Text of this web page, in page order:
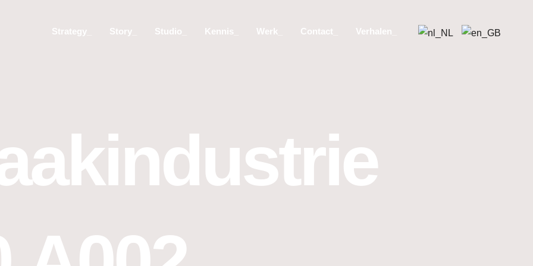
Strategy_ Story_ Studio_ Kennis_ Werk_ Contact_ Verhalen_